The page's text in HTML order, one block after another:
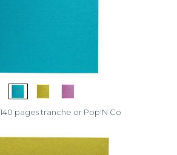
pages tranche or Pop'N Co